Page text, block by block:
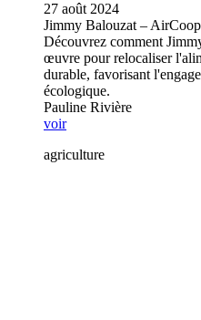
27 août 2024
Jimmy Balouzat – AirCoop
Découvrez comment
œuvre pour relocaliser
durable, favorisant
écologique.
Pauline Rivière
voir
agriculture